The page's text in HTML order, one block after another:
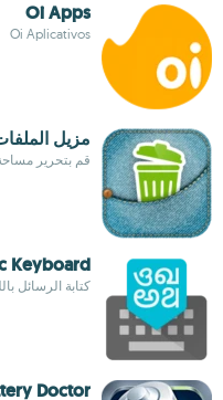
Oi Apps
Oi Aplicativos
مزيل
قم بتحرير
Keyboard
كتابة الرسائل
Doctor